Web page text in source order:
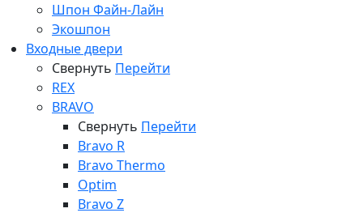
Шпон Файн-Лайн
Экошпон
Входные двери
Свернуть Перейти
REX
BRAVO
Свернуть Перейти
Bravo R
Bravo Thermo
Optim
Bravo Z